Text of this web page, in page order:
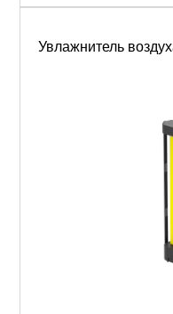
Увлажнитель